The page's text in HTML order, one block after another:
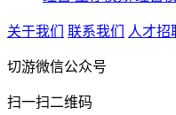
关于我们 联系我们 人才招
切游微信公众号
扫一扫二维码